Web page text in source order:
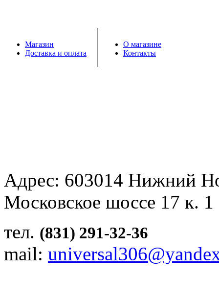
Магазин
Доставка и оплата
О магазине
Контакты
Адрес: 603014 Нижний
Московское шоссе 17 к.
тел. (831) 291-32-36
mail: